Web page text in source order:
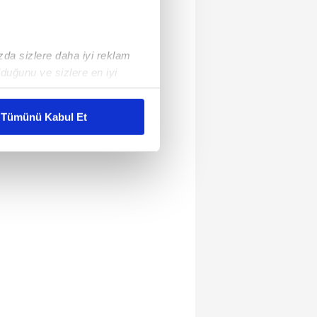
sizlere daha iyi reklam
ve sizlere en iyi
karşılamak
kullanılmaktadır. Bu
sunulması
ve sizlere yönelik
detaylı bilgi için Ayarlar
ve sitemizde ilgili
Tümünü Kabul Et